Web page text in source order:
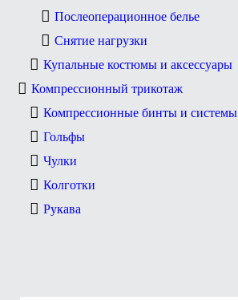
Послеоперационное белье
Снятие нагрузки
Купальные костюмы и аксессуары
Компрессионный трикотаж
Компрессионные бинты и системы
Гольфы
Чулки
Колготки
Рукава